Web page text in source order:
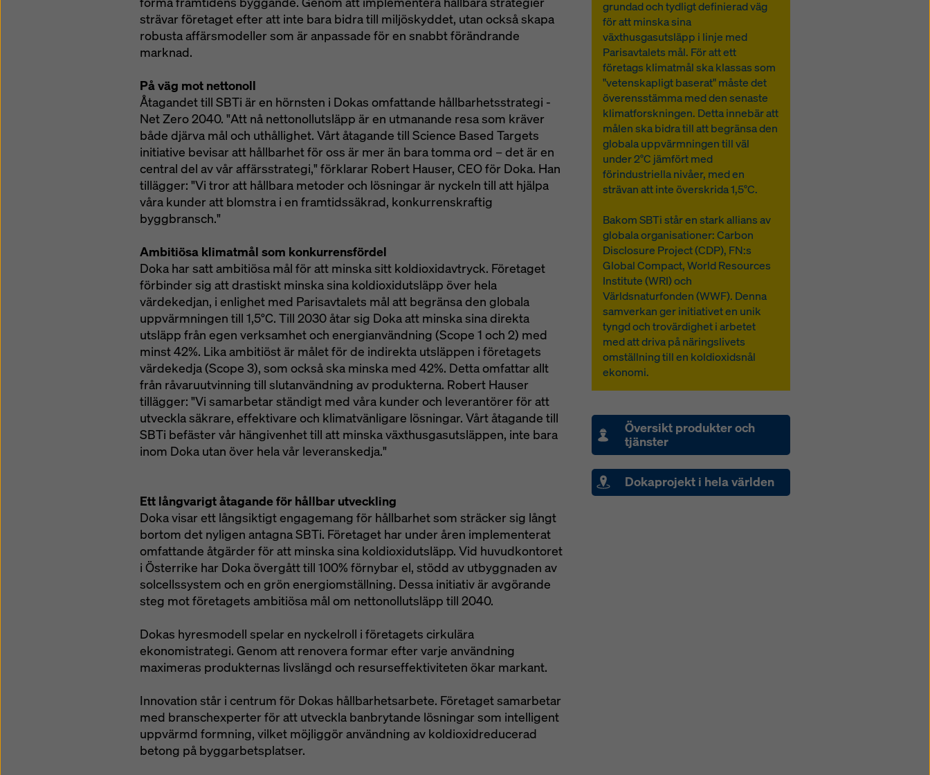
strävar företaget efter att inte bara bidra till miljöskyddet, utan också skapa
robusta affärsmodeller som är anpassade för en snabbt förändrande
marknad.
På väg mot nettonoll
Åtagandet till SBTi är en hörnsten i Dokas omfattande hållbarhetsstrategi -
Net Zero 2040. "Att nå nettonollutsläpp är en utmanande resa som kräver
både djärva mål och uthållighet. Vårt åtagande till Science Based Targets
initiative bevisar att hållbarhet för oss är mer än bara tomma ord – det är en
central del av vår affärsstrategi," förklarar Robert Hauser, CEO för Doka. Han
tillägger: "Vi tror att hållbara metoder och lösningar är nyckeln till att hjälpa
våra kunder att blomstra i en framtidssäkrad, konkurrenskraftig
byggbransch."
Ambitiösa klimatmål som konkurrensfördel
Doka har satt ambitiösa mål för att minska sitt koldioxidavtryck. Företaget
förbinder sig att drastiskt minska sina koldioxidutsläpp över hela
värdekedjan, i enlighet med Parisavtalets mål att begränsa den globala
uppvärmningen till 1,5°C. Till 2030 åtar sig Doka att minska sina direkta
utsläpp från egen verksamhet och energianvändning (Scope 1 och 2) med
minst 42%. Lika ambitiöst är målet för de indirekta utsläppen i företagets
värdekedja (Scope 3), som också ska minska med 42%. Detta omfattar allt
från råvaruutvinning till slutanvändning av produkterna. Robert Hauser
tillägger: "Vi samarbetar ständigt med våra kunder och leverantörer för att
utveckla säkrare, effektivare och klimatvänligare lösningar. Vårt åtagande till
SBTi befäster vår hängivenhet till att minska växthusgasutsläppen, inte bara
inom Doka utan över hela vår leveranskedja."
Ett långvarigt åtagande för hållbar utveckling
Doka visar ett långsiktigt engagemang för hållbarhet som sträcker sig långt
bortom det nyligen antagna SBTi. Företaget har under åren implementerat
omfattande åtgärder för att minska sina koldioxidutsläpp. Vid huvudkontoret
i Österrike har Doka övergått till 100% förnybar el, stödd av utbyggnaden av
solcellssystem och en grön energiomställning. Dessa initiativ är avgörande
steg mot företagets ambitiösa mål om nettonollutsläpp till 2040.
Dokas hyresmodell spelar en nyckelroll i företagets cirkulära
ekonomistrategi. Genom att renovera formar efter varje användning
maximeras produkternas livslängd och resurseffektiviteten ökar markant.
Innovation står i centrum för Dokas hållbarhetsarbete. Företaget samarbetar
med branschexperter för att utveckla banbrytande lösningar som intelligent
uppvärmd formning, vilket möjliggör användning av koldioxidreducerad
betong på byggarbetsplatser.
grundad och tydligt definierad väg
för att minska sina
växthusgasutsläpp i linje med
Parisavtalets mål. För att ett
företags klimatmål ska klassas som
"vetenskapligt baserat" måste det
överensstämma med den senaste
klimatforskningen. Detta innebär att
målen ska bidra till att begränsa den
globala uppvärmningen till väl
under 2°C jämfört med
förindustriella nivåer, med en
strävan att inte överskrida 1,5°C.
Bakom SBTi står en stark allians av
globala organisationer: Carbon
Disclosure Project (CDP), FN:s
Global Compact, World Resources
Institute (WRI) och
Världsnaturfonden (WWF). Denna
samverkan ger initiativet en unik
tyngd och trovärdighet i arbetet
med att driva på näringslivets
omställning till en koldioxidsnål
ekonomi.
Översikt produkter och
tjänster
Dokaprojekt i hela världen